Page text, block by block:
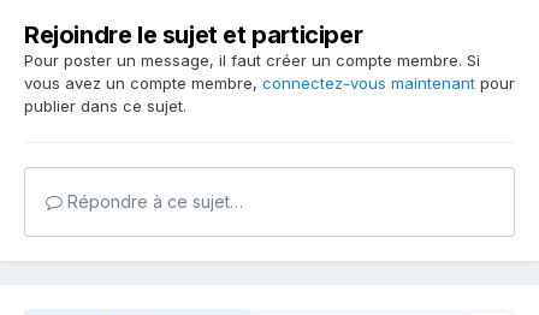
Rejoindre le sujet et participer
Pour poster un message, il faut créer un compte membre. Si
vous avez un compte membre, connectez-vous maintenant pour
publier dans ce sujet.
Répondre à ce sujet…